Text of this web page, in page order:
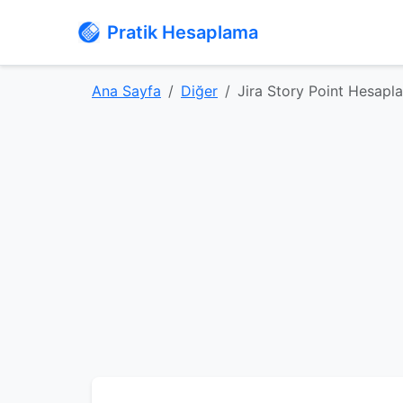
Pratik Hesaplama
Ana Sayfa Diğer Jira Story Point